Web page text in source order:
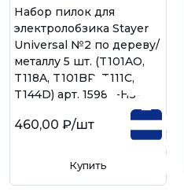
Набор пилок для
электролобзика Stayer
Universal №2 по дереву/
металлу 5 шт. (T101AO,
T118A, T101BR, T111С,
T144D) арт. 15980-H5-2
460,00 ₽/шт
Купить